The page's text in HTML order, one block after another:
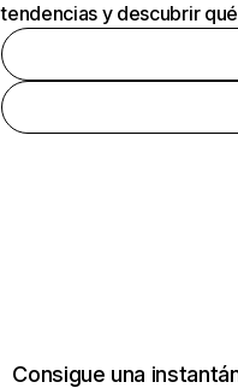
tendencias y descubrir
Consigue una